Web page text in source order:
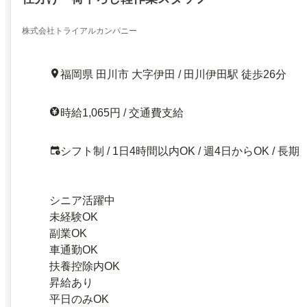
株式会社トライアルカンパニー
福岡県 田川市 大字伊田 / 田川伊田駅 徒歩26分
時給1,065円 / 交通費支給
シフト制 / 1日4時間以内OK / 週4日からOK / 長期
シニア活躍中
未経験OK
副業OK
車通勤OK
扶養控除内OK
昇給あり
平日のみOK